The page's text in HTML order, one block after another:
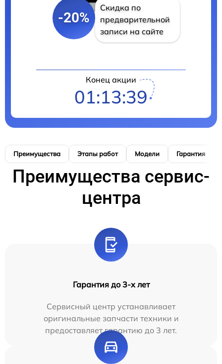
-20%
Скидка по
предварительной
записи на сайте
Конец акции
01:13:38
Преимущества Этапы работ Модели Гарантия
Преимущества сервис-
центра
Гарантия до 3-х лет
Сервисный центр устанавливает
оригинальные запчасти техники и
предоставляет гарантию до 3 лет.